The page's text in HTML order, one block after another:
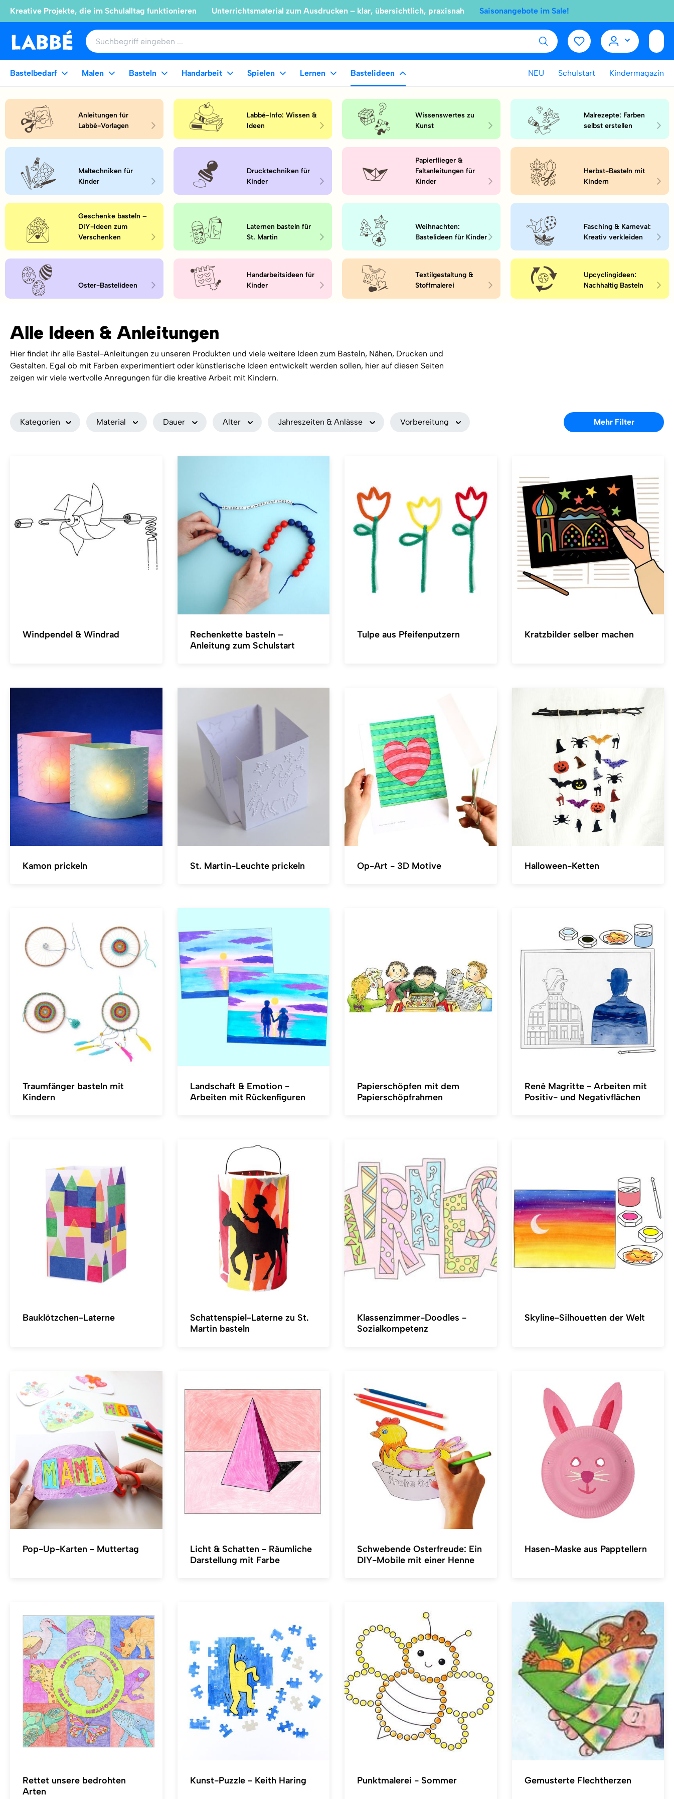
Kreative Projekte, die im Schulalltag funktionieren Unterrichtsmaterial zum Ausdrucken – klar, übersichtlich, praxisnah Saisonangebote im Sale!
Bastelbedarf Malen Basteln Handarbeit Spielen Lernen Bastelideen NEU Schulstart Kindermagazin
Herbst-Basteln mit
Kindern
Geschenke basteln –
DIY-Ideen zum
Verschenken
Laternen basteln für
St. Martin
Weihnachten:
Bastelideen für Kinder
Fasching & Karneval:
Kreativ verkleiden
Oster-Bastelideen
Handarbeitsideen für
Kinder
Textilgestaltung &
Stoffmalerei
Upcyclingideen:
Nachhaltig Basteln
Anleitungen für
Labbé-Vorlagen
Labbé-Info: Wissen &
Ideen
Wissenswertes zu
Kunst
Malrezepte: Farben
selbst erstellen
Maltechniken für
Kinder
Drucktechniken für
Kinder
Papierflieger &
Faltanleitungen für
Kinder
Alle Ideen & Anleitungen
Hier findet ihr alle Bastel-Anleitungen zu unseren Produkten und viele weitere Ideen zum Basteln, Nähen, Drucken und
Gestalten. Egal ob mit Farben experimentiert oder künstlerische Ideen entwickelt werden sollen, hier auf diesen Seiten
zeigen wir viele wertvolle Anregungen für die kreative Arbeit mit Kindern.
Kategorien Material Dauer Alter Jahreszeiten & Anlässe Vorbereitung Mehr Filter
Windpendel & Windrad
Rechenkette basteln –
Anleitung zum Schulstart
Tulpe aus Pfeifenputzern Kratzbilder selber machen
Kamon prickeln St. Martin-Leuchte prickeln Op-Art - 3D Motive Halloween-Ketten
Traumfänger basteln mit
Kindern
Landschaft & Emotion -
Arbeiten mit Rückenfiguren
Papierschöpfen mit dem
Papierschöpfrahmen
René Magritte - Arbeiten mit
Positiv- und Negativflächen
Bauklötzchen-Laterne
Schattenspiel-Laterne zu St.
Martin basteln
Klassenzimmer-Doodles -
Sozialkompetenz
Skyline-Silhouetten der Welt
Pop-Up-Karten - Muttertag
Licht & Schatten - Räumliche
Darstellung mit Farbe
Schwebende Osterfreude: Ein
DIY-Mobile mit einer Henne
Hasen-Maske aus Papptellern
Rettet unsere bedrohten
Arten
Kunst-Puzzle - Keith Haring Punktmalerei - Sommer Gemusterte Flechtherzen